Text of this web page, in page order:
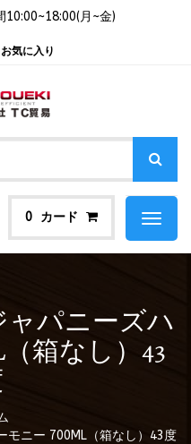
月~金)
お気に入り
0 カード
Toggle
ャパニーズハ
箱なし）43
モニー 700ML（箱なし）43度